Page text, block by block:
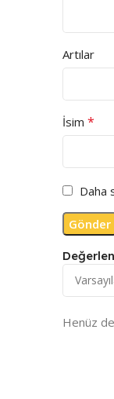
Henüz
Artılar
İsim *
Daha